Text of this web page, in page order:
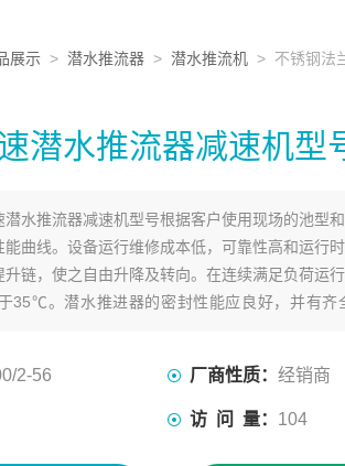
展示 > 潜水推流器 > 潜水推流机 > 不锈钢法
潜水推流器减速机型
潜水推流器减速机型号根据客户使用现场的池型
曲线。设备运行维修成本低，可靠性高和运行
链，使之自由升降及转向。在连续满足负荷运
35℃。潜水推进器的密封性能应良好，并有齐
2-56 厂商性质： 经销商
访 问 量： 104